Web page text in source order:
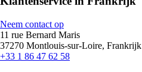
Neem contact op
11 rue Bernard Maris
37270 Montlouis-sur-Loire, Frankrijk
+33 1 86 47 62 58